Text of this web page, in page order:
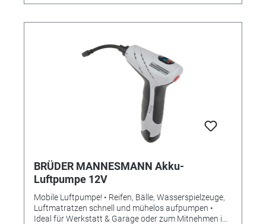
BRÜDER MANNESMANN Akku-
Luftpumpe 12V
Mobile Luftpumpe! • Reifen, Bälle, Wasserspielzeuge,
Luftmatratzen schnell und mühelos aufpumpen •
Ideal für Werkstatt & Garage oder zum Mitnehmen im